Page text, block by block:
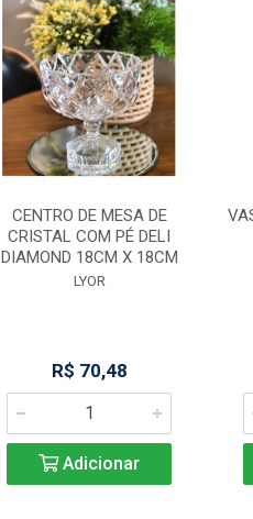
CENTRO DE MESA DE
CRISTAL COM PÉ DELI
DIAMOND 18CM X 18CM
LYOR
R$ 70,48
Adicionar